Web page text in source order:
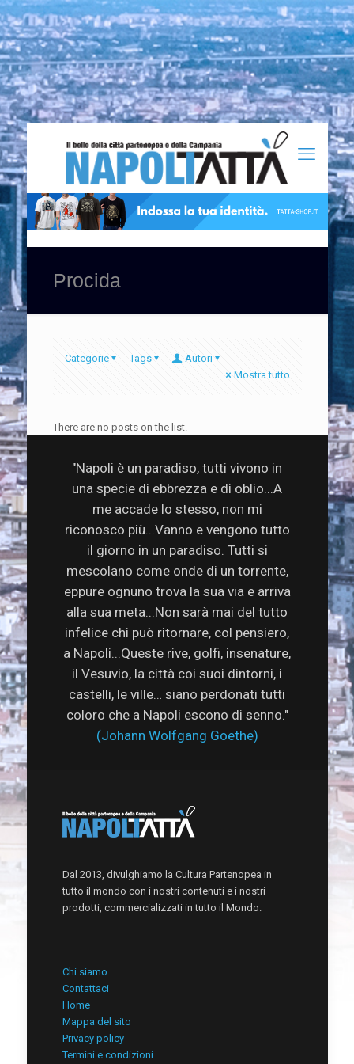
Procida
Categorie Tags
Autori
Mostra tutto
There are no posts on the list.
"Napoli è un paradiso, tutti vivono in
una specie di ebbrezza e di oblio...A
me accade lo stesso, non mi
riconosco più...Vanno e vengono tutto
il giorno in un paradiso. Tutti si
mescolano come onde di un torrente,
eppure ognuno trova la sua via e arriva
alla sua meta...Non sarà mai del tutto
infelice chi può ritornare, col pensiero,
a Napoli...Queste rive, golfi, insenature,
il Vesuvio, la città coi suoi dintorni, i
castelli, le ville… siano perdonati tutti
coloro che a Napoli escono di senno."
(Johann Wolfgang Goethe)
Dal 2013, divulghiamo la Cultura Partenopea in
tutto il mondo con i nostri contenuti e i nostri
prodotti, commercializzati in tutto il Mondo.
Chi siamo
Contattaci
Home
Mappa del sito
Privacy policy
Termini e condizioni